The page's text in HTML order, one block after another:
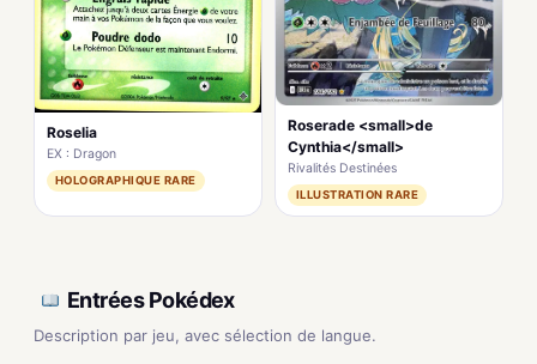
Roselia
EX : Dragon
HOLOGRAPHIQUE RARE
Roserade <small>de
Cynthia</small>
Rivalités Destinées
ILLUSTRATION RARE
Entrées Pokédex
Description par jeu, avec sélection de langue.